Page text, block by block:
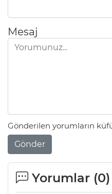
Mesaj
Gönderilen yorumların
Gönder
Yorumlar (0)